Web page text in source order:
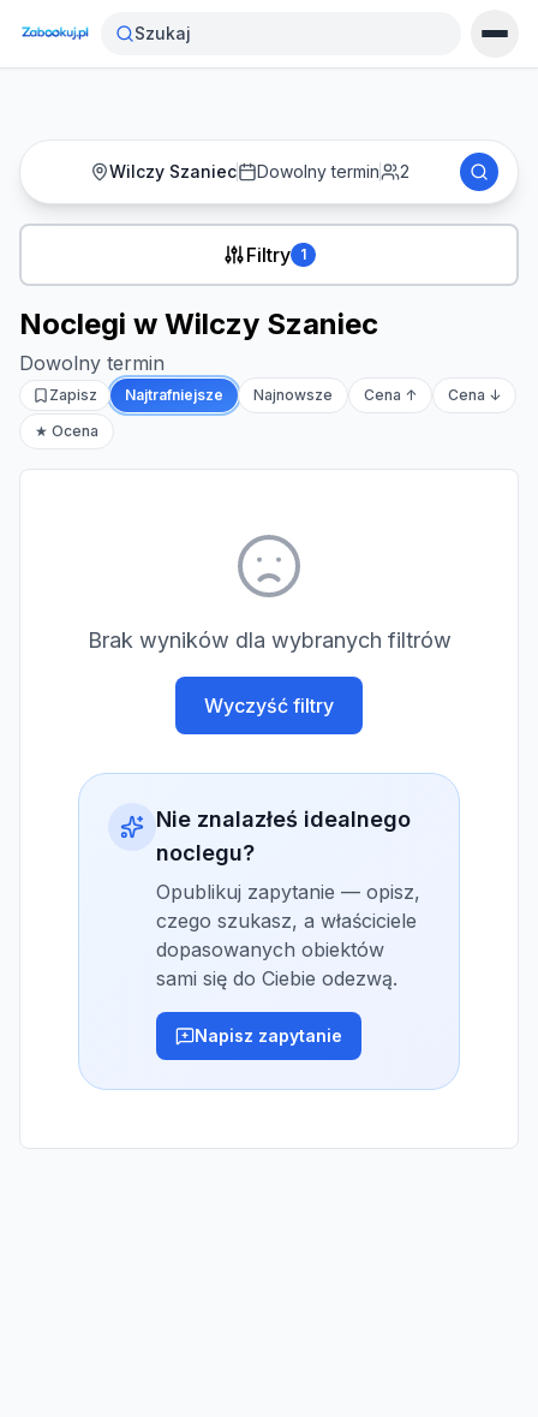
Strona główna›Noclegi
Szukaj
Wilczy Szaniec Dowolny termin 2
Filtry 1
Noclegi w Wilczy Szaniec
Dowolny termin
Zapisz Najtrafniejsze Najnowsze Cena ↑
Cena ↓
★ Ocena
Brak wyników dla wybranych filtrów
Wyczyść filtry
Nie znalazłeś idealnego
noclegu?
Opublikuj zapytanie — opisz,
czego szukasz, a właściciele
dopasowanych obiektów
sami się do Ciebie odezwą.
Napisz zapytanie